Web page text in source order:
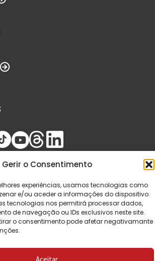
Gerir o Consentimento
experiências, usamos tecnologias como
e/ou aceder a informações do dispositivo.
tecnologias nos permitirá processar dados,
de navegação ou IDs exclusivos neste site.
o consentimento pode afetar negativamante
Aceitar
Saída de Emergência. Todos os
direitos reservados.